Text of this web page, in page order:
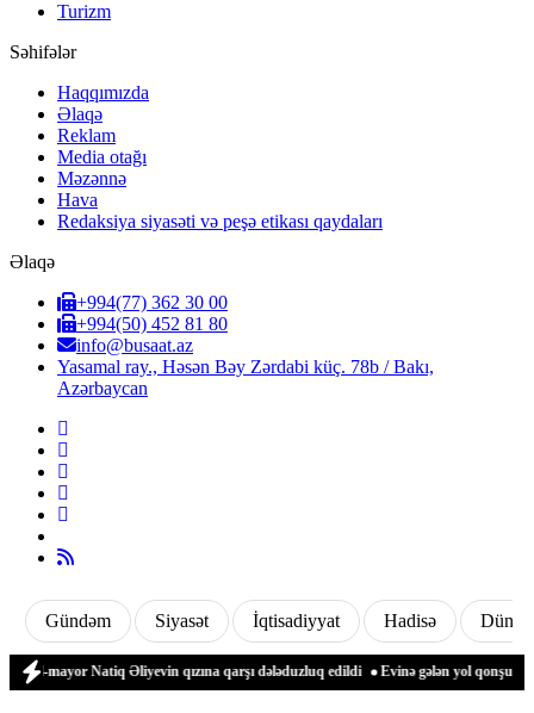
Turizm
Səhifələr
Haqqımızda
Əlaqə
Reklam
Media otağı
Məzənnə
Hava
Redaksiya siyasəti və peşə etikası qaydaları
Əlaqə
+994(77) 362 30 00
+994(50) 452 81 80
info@busaat.az
Yasamal ray., Həsən Bəy Zərdabi küç. 78b / Bakı,
Azərbaycan
Gündəm Siyasət İqtisadiyyat Hadisə Dünya
mayor Natiq Əliyevin qızına qarşı dələduzluq edildi Evinə gələn yol qonşusu